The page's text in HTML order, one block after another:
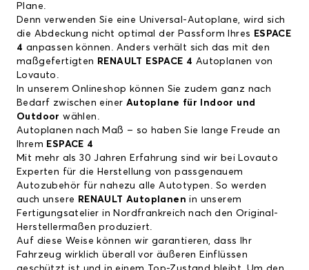
Plane.
Denn verwenden Sie eine Universal-Autoplane, wird sich
die Abdeckung nicht optimal der Passform Ihres ESPACE
4 anpassen können. Anders verhält sich das mit den
maßgefertigten RENAULT ESPACE 4 Autoplanen von
Lovauto.
In unserem Onlineshop können Sie zudem ganz nach
Bedarf zwischen einer Autoplane für Indoor und
Outdoor wählen.
Autoplanen nach Maß – so haben Sie lange Freude an
Ihrem ESPACE 4
Mit mehr als 30 Jahren Erfahrung sind wir bei Lovauto
Experten für die Herstellung von passgenauem
Autozubehör für nahezu alle Autotypen. So werden
auch unsere RENAULT Autoplanen in unserem
Fertigungsatelier in Nordfrankreich nach den Original-
Herstellermaßen produziert.
Auf diese Weise können wir garantieren, dass Ihr
Fahrzeug wirklich überall vor äußeren Einflüssen